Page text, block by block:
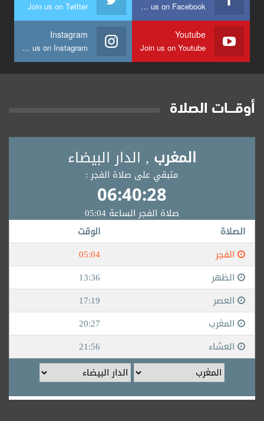
Join us on Facebook
Join us on Twitter
Youtube
Join us on Youtube
Instagram
Join us on Instagram
أوقــــات الصلاة